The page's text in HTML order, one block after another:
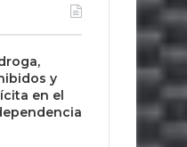
y
en el